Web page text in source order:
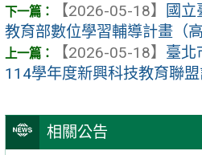
相關公告
【2026-05-18】
國
教育部數位學習輔導計畫（
【2026-05-18】 臺北
114學年度新興科技教育聯